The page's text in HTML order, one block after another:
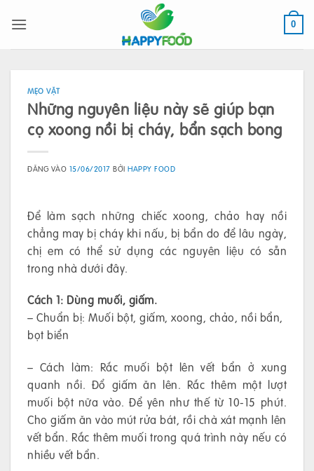
qua
0
MẸO VẶT
Những nguyên liệu này sẽ giúp bạn
cọ xoong nồi bị cháy, bẩn sạch bong
ĐĂNG VÀO 15/06/2017 BỞIHAPPY FOOD
Để làm sạch những chiếc xoong, chảo hay nồi
chẳng may bị cháy khi nấu, bị bẩn do để lâu ngày,
chị em có thể sử dụng các nguyên liệu có sẵn
trong nhà dưới đây.
Cách 1: Dùng muối, giấm.
– Chuẩn bị: Muối bột, giấm, xoong, chảo, nồi bẩn,
bọt biển
– Cách làm: Rắc muối bột lên vết bẩn ở xung
quanh nồi. Đổ giấm ăn lên. Rắc thêm một lượt
muối bột nữa vào. Để yên như thế từ 10-15 phút.
Cho giấm ăn vào mút rửa bát, rồi chà xát mạnh lên
vết bẩn. Rắc thêm muối trong quá trình này nếu có
nhiều vết bẩn.